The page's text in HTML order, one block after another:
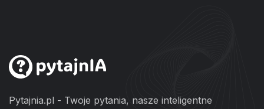
Pytajnia.pl - Twoje pytania, nasze inteligentne